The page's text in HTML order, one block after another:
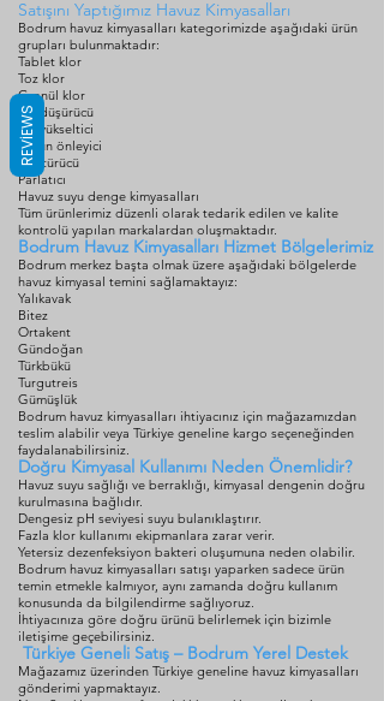
Satışını Yaptığımız Havuz Kimyasalları
Bodrum havuz kimyasalları kategorimizde aşağıdaki ürün
grupları bulunmaktadır:
Tablet klor
Toz klor
Granül klor
pH düşürücü
pH yükseltici
Yosun önleyici
Çöktürücü
Parlatıcı
Havuz suyu denge kimyasalları
Tüm ürünlerimiz düzenli olarak tedarik edilen ve kalite
kontrolü yapılan markalardan oluşmaktadır.
Bodrum Havuz Kimyasalları Hizmet Bölgelerimiz
Bodrum merkez başta olmak üzere aşağıdaki bölgelerde
havuz kimyasal temini sağlamaktayız:
Yalıkavak
Bitez
Ortakent
Gündoğan
Türkbükü
Turgutreis
Gümüşlük
Bodrum havuz kimyasalları ihtiyacınız için mağazamızdan
teslim alabilir veya Türkiye geneline kargo seçeneğinden
faydalanabilirsiniz.
Doğru Kimyasal Kullanımı Neden Önemlidir?
Havuz suyu sağlığı ve berraklığı, kimyasal dengenin doğru
kurulmasına bağlıdır.
Dengesiz pH seviyesi suyu bulanıklaştırır.
Fazla klor kullanımı ekipmanlara zarar verir.
Yetersiz dezenfeksiyon bakteri oluşumuna neden olabilir.
Bodrum havuz kimyasalları satışı yaparken sadece ürün
temin etmekle kalmıyor, aynı zamanda doğru kullanım
konusunda da bilgilendirme sağlıyoruz.
İhtiyacınıza göre doğru ürünü belirlemek için bizimle
iletişime geçebilirsiniz.
Türkiye Geneli Satış – Bodrum Yerel Destek
Mağazamız üzerinden Türkiye geneline havuz kimyasalları
gönderimi yapmaktayız.
REVIEWS